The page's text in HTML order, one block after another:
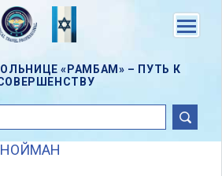
«РАМБАМ» – ПУТЬ К